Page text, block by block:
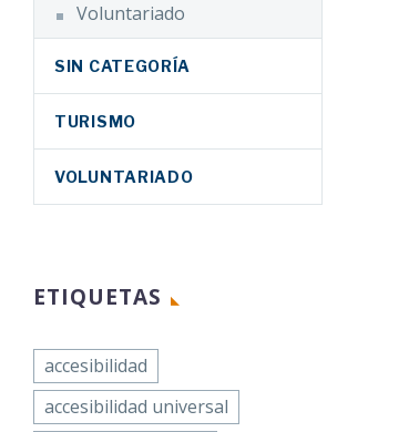
Voluntariado
SIN CATEGORÍA
TURISMO
VOLUNTARIADO
ETIQUETAS
accesibilidad
accesibilidad universal